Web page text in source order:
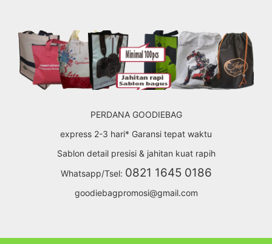
content
PERDANA GOODIEBAG
express 2-3 hari* Garansi tepat waktu
Sablon detail presisi & jahitan kuat rapih
Whatsapp/Tsel: 0821 1645 0186
goodiebagpromosi@gmail.com